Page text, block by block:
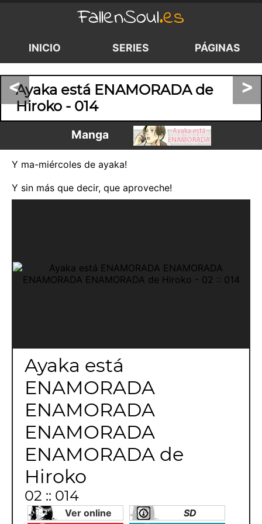
FallenSoul.es
INICIO SERIES PÁGINAS
< >
Ayaka está ENAMORADA de
Hiroko - 014
Manga
Y ma-miércoles de ayaka!
Y sin más que decir, que aproveche!
Ayaka está
ENAMORADA
ENAMORADA
ENAMORADA
ENAMORADA de
Hiroko
02 :: 014
Ver online SD